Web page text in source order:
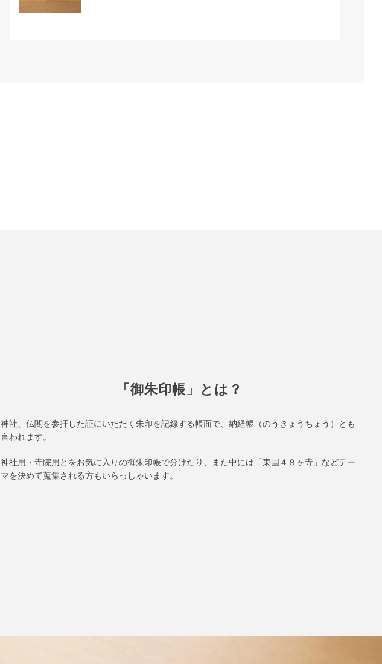
「御朱印帳」とは？
神社、仏閣を参拝した証にいただく朱印を記録する帳面で、納経帳（のうきょうちょう）とも
言われます。
神社用・寺院用とをお気に入りの御朱印帳で分けたり、また中には「東国４８ヶ寺」などテー
マを決めて蒐集される方もいらっしゃいます。